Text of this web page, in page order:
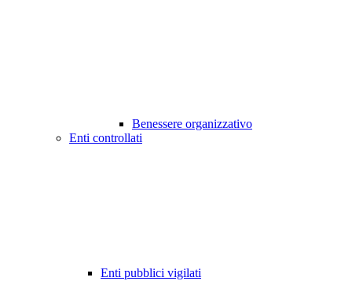
Benessere organizzativo
Enti controllati
Enti pubblici vigilati